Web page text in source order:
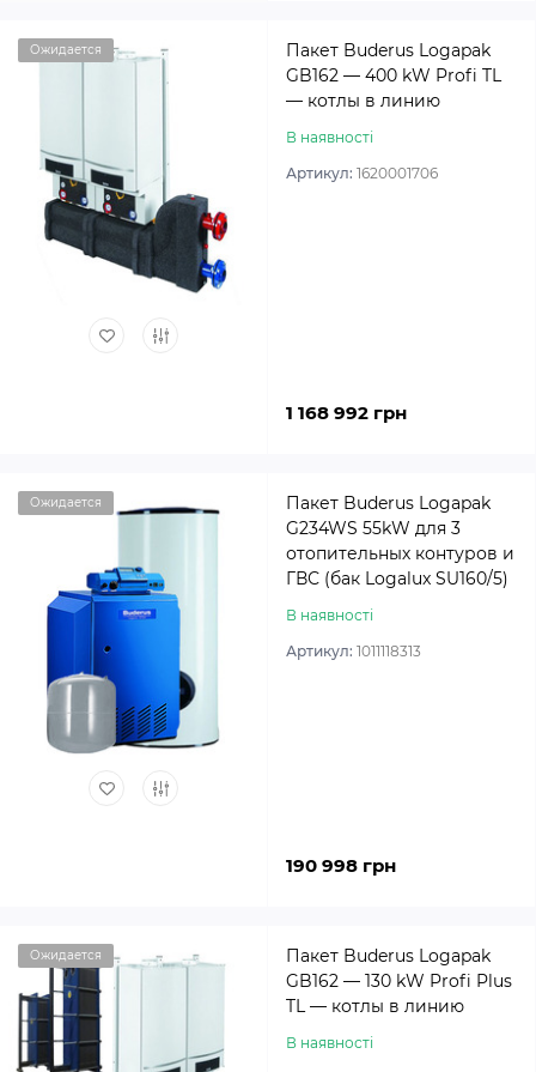
Ожидается
Пакет Buderus Logapak
GB162 — 400 kW Profi TL
— котлы в линию
В наявності
Артикул: 1620001706
1 168 992 грн
Ожидается
Пакет Buderus Logapak
G234WS 55kW для 3
отопительных контуров и
ГВС (бак Logalux SU160/5)
В наявності
Артикул: 1011118313
190 998 грн
Ожидается
Пакет Buderus Logapak
GB162 — 130 kW Profi Plus
TL — котлы в линию
В наявності